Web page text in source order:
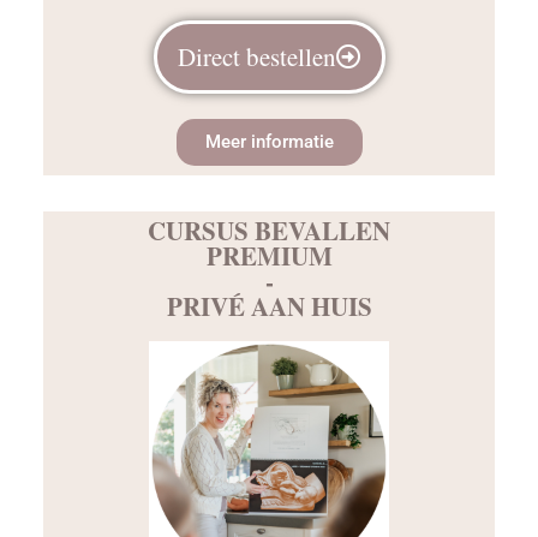
Direct bestellen
Meer informatie
CURSUS BEVALLEN
PREMIUM
-
PRIVÉ AAN HUIS